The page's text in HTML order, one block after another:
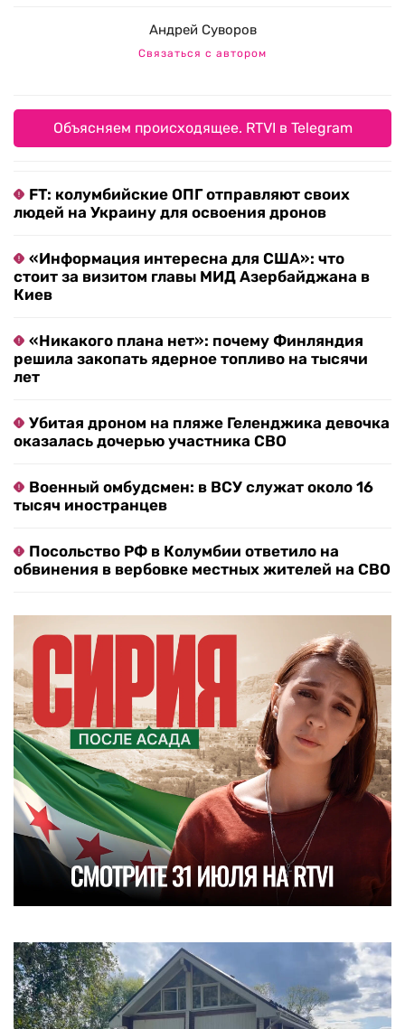
Андрей Суворов
Связаться с автором
Объясняем происходящее. RTVI в Telegram
FT: колумбийские ОПГ отправляют своих
людей на Украину для освоения дронов
«Информация интересна для США»: что
стоит за визитом главы МИД Азербайджана в
Киев
«Никакого плана нет»: почему Финляндия
решила закопать ядерное топливо на тысячи
лет
Убитая дроном на пляже Геленджика девочка
оказалась дочерью участника СВО
Военный омбудсмен: в ВСУ служат около 16
тысяч иностранцев
Посольство РФ в Колумбии ответило на
обвинения в вербовке местных жителей на СВО